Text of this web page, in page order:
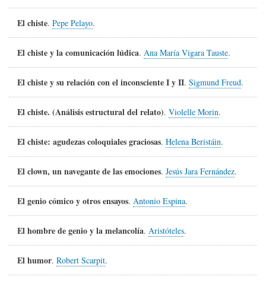
El chiste. Pepe Pelayo.
El chiste y la comunicación lúdica. Ana María Vigara Tauste.
El chiste y su relación con el inconsciente I y II. Sigmund Freud.
El chiste. (Análisis estructural del relato). Violelle Morin.
El chiste: agudezas coloquiales graciosas. Helena Beristáin.
El clown, un navegante de las emociones. Jesús Jara Fernández.
El genio cómico y otros ensayos. Antonio Espina.
El hombre de genio y la melancolía. Aristóteles.
El humor. Robert Scarpit.